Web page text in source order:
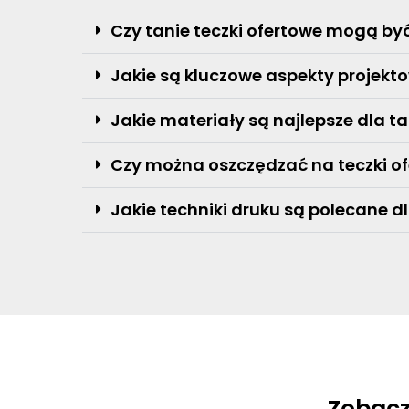
Czy tanie teczki ofertowe mogą
Jakie są kluczowe aspekty
Jakie materiały są najlepsze dla
Czy można oszczędzać na teczki
Jakie techniki druku są polecane